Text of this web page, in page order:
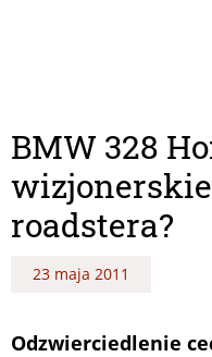
BMW 328
roadstera?
23 maja 2011
Odzwierciedlenie